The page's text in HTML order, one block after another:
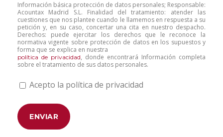
Información básica protección de datos personales; Responsable:
Acountax Madrid S.L. Finalidad del tratamiento: atender las
cuestiones que nos plantee cuando le llamemos en respuesta a su
petición y, en su caso, concertar una cita en nuestro despacho.
Derechos: puede ejercitar los derechos que le reconoce la
normativa vigente sobre protección de datos en los supuestos y
forma que se explica en nuestra
política de privacidad, donde encontrará Información completa
sobre el tratamiento de sus datos personales.
Acepto la política de privacidad